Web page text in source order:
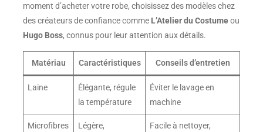
moment d’acheter votre robe, choisissez des modèles chez
des créateurs de confiance comme L’Atelier du Costumeou
Hugo Boss, connus pour leur attention aux détails.
Matériau Caractéristiques Conseils d’entretien
Laine
Élégante, régule
la température
Éviter le lavage en
machine
Microfibres
Légère,
Facile à nettoyer,